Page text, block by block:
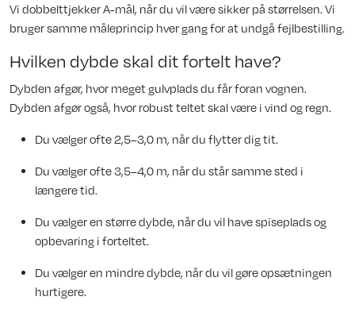
Vi dobbelttjekker A-mål, når du vil være sikker på størrelsen. Vi
bruger samme måleprincip hver gang for at undgå fejlbestilling.
Hvilken dybde skal dit fortelt have?
Dybden afgør, hvor meget gulvplads du får foran vognen.
Dybden afgør også, hvor robust teltet skal være i vind og regn.
Du vælger ofte 2,5–3,0 m, når du flytter dig tit.
Du vælger ofte 3,5–4,0 m, når du står samme sted i
længere tid.
Du vælger en større dybde, når du vil have spiseplads og
opbevaring i forteltet.
Du vælger en mindre dybde, når du vil gøre opsætningen
hurtigere.